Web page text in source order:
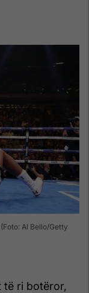
Al Bello/Getty
të ri botëror,